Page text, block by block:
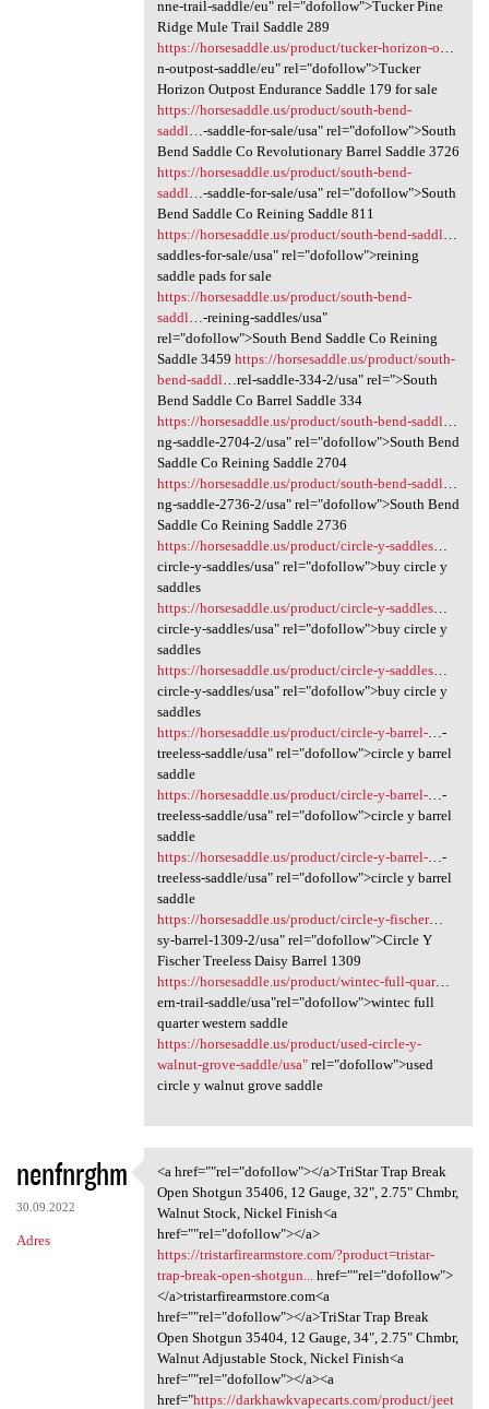
nne-trail-saddle/eu" rel="dofollow">Tucker Pine
Ridge Mule Trail Saddle 289
https://horsesaddle.us/product/tucker-horizon-o…
n-outpost-saddle/eu" rel="dofollow">Tucker
Horizon Outpost Endurance Saddle 179 for sale
https://horsesaddle.us/product/south-bend-
saddl…-saddle-for-sale/usa" rel="dofollow">South
Bend Saddle Co Revolutionary Barrel Saddle 3726
https://horsesaddle.us/product/south-bend-
saddl…-saddle-for-sale/usa" rel="dofollow">South
Bend Saddle Co Reining Saddle 811
https://horsesaddle.us/product/south-bend-saddl…
saddles-for-sale/usa" rel="dofollow">reining
saddle pads for sale
https://horsesaddle.us/product/south-bend-
saddl…-reining-saddles/usa"
rel="dofollow">South Bend Saddle Co Reining
Saddle 3459 https://horsesaddle.us/product/south-
bend-saddl…rel-saddle-334-2/usa" rel=">South
Bend Saddle Co Barrel Saddle 334
https://horsesaddle.us/product/south-bend-saddl…
ng-saddle-2704-2/usa" rel="dofollow">South Bend
Saddle Co Reining Saddle 2704
https://horsesaddle.us/product/south-bend-saddl…
ng-saddle-2736-2/usa" rel="dofollow">South Bend
Saddle Co Reining Saddle 2736
https://horsesaddle.us/product/circle-y-saddles…
circle-y-saddles/usa" rel="dofollow">buy circle y
saddles
https://horsesaddle.us/product/circle-y-saddles…
circle-y-saddles/usa" rel="dofollow">buy circle y
saddles
https://horsesaddle.us/product/circle-y-saddles…
circle-y-saddles/usa" rel="dofollow">buy circle y
saddles
https://horsesaddle.us/product/circle-y-barrel-…-
treeless-saddle/usa" rel="dofollow">circle y barrel
saddle
https://horsesaddle.us/product/circle-y-barrel-…-
treeless-saddle/usa" rel="dofollow">circle y barrel
saddle
https://horsesaddle.us/product/circle-y-barrel-…-
treeless-saddle/usa" rel="dofollow">circle y barrel
saddle
https://horsesaddle.us/product/circle-y-fischer…
sy-barrel-1309-2/usa" rel="dofollow">Circle Y
Fischer Treeless Daisy Barrel 1309
https://horsesaddle.us/product/wintec-full-quar…
ern-trail-saddle/usa"rel="dofollow">wintec full
quarter western saddle
https://horsesaddle.us/product/used-circle-y-
walnut-grove-saddle/usa"rel="dofollow">used
circle y walnut grove saddle
nenfnrghm
30.09.2022
Adres
<a href=""rel="dofollow"></a
<a href=""rel="dofollow"></a>TriStar Trap Break
Open Shotgun 35406, 12 Gauge, 32", 2.75" Chmbr,
Walnut Stock, Nickel Finish<a
href=""rel="dofollow"></a>
https://tristarfirearmstore.com/?product=tristar-
trap-break-open-shotgun...
href=""rel="dofollow">
</a>tristarfirearmstore.com<a
href=""rel="dofollow"></a>TriStar Trap Break
Open Shotgun 35404, 12 Gauge, 34", 2.75" Chmbr,
Walnut Adjustable Stock, Nickel Finish<a
href=""rel="dofollow"></a><a
href="https://darkhawkvapecarts.com/product/jeet